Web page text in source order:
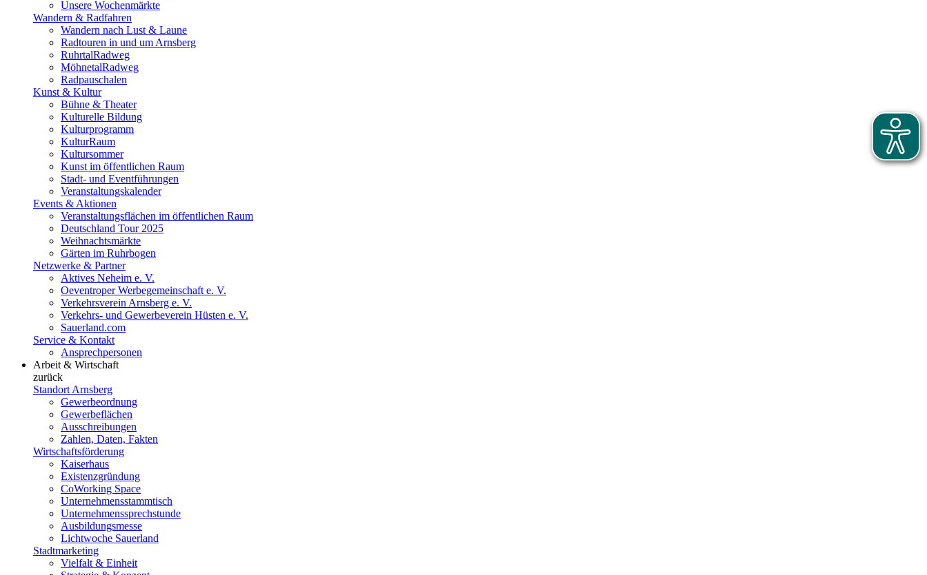
Unsere Wochenmärkte
Wandern & Radfahren
Wandern nach Lust & Laune
Radtouren in und um Arnsberg
RuhrtalRadweg
MöhnetalRadweg
Radpauschalen
Kunst & Kultur
Bühne & Theater
Kulturelle Bildung
Kulturprogramm
KulturRaum
Kultursommer
Kunst im öffentlichen Raum
Stadt- und Eventführungen
Veranstaltungskalender
Events & Aktionen
Veranstaltungsflächen im öffentlichen Raum
Deutschland Tour 2025
Weihnachtsmärkte
Gärten im Ruhrbogen
Netzwerke & Partner
Aktives Neheim e. V.
Oeventroper Werbegemeinschaft e. V.
Verkehrsverein Arnsberg e. V.
Verkehrs- und Gewerbeverein Hüsten e. V.
Sauerland.com
Service & Kontakt
Ansprechpersonen
Arbeit & Wirtschaft
zurück
Standort Arnsberg
Gewerbeordnung
Gewerbeflächen
Ausschreibungen
Zahlen, Daten, Fakten
Wirtschaftsförderung
Kaiserhaus
Existenzgründung
CoWorking Space
Unternehmensstammtisch
Unternehmenssprechstunde
Ausbildungsmesse
Lichtwoche Sauerland
Stadtmarketing
Vielfalt & Einheit